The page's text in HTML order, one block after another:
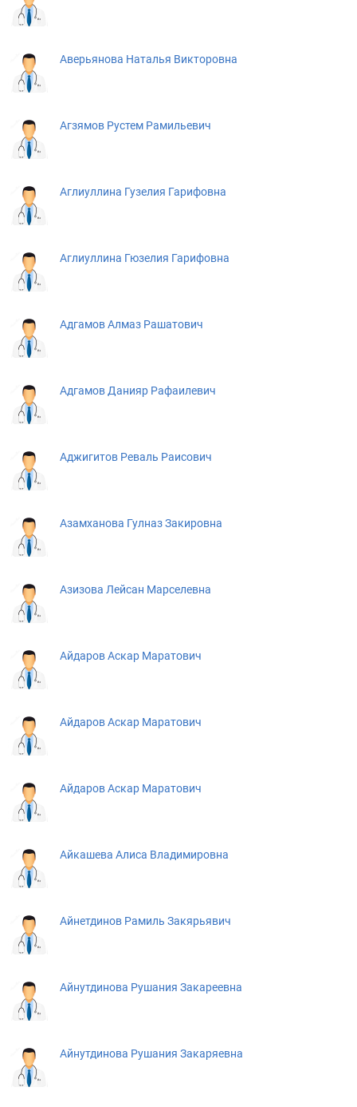
Аверьянова Наталья Викторовна
Агзямов Рустем Рамильевич
Аглиуллина Гузелия Гарифовна
Аглиуллина Гюзелия Гарифовна
Адгамов Алмаз Рашатович
Адгамов Данияр Рафаилевич
Аджигитов Реваль Раисович
Азамханова Гулназ Закировна
Азизова Лейсан Марселевна
Айдаров Аскар Маратович
Айдаров Аскар Маратович
Айдаров Аскар Маратович
Айкашева Алиса Владимировна
Айнетдинов Рамиль Закярьявич
Айнутдинова Рушания Закареевна
Айнутдинова Рушания Закаряевна